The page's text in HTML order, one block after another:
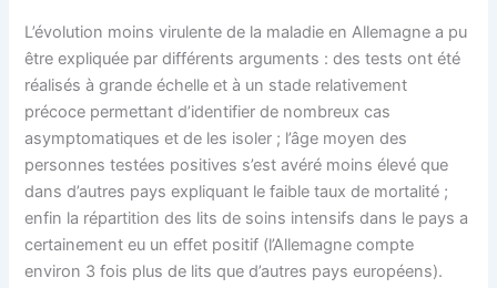
L’évolution moins virulente de la maladie en Allemagne a pu
être expliquée par différents arguments : des tests ont été
réalisés à grande échelle et à un stade relativement
précoce permettant d’identifier de nombreux cas
asymptomatiques et de les isoler ; l’âge moyen des
personnes testées positives s’est avéré moins élevé que
dans d’autres pays expliquant le faible taux de mortalité ;
enfin la répartition des lits de soins intensifs dans le pays a
certainement eu un effet positif (l’Allemagne compte
environ 3 fois plus de lits que d’autres pays européens).